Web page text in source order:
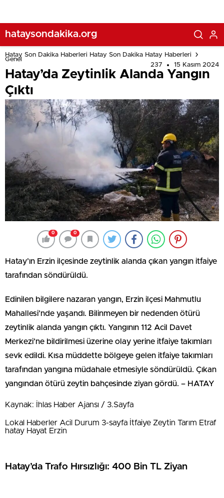
hataysondakika.org
Hatay Son Dakika Haberleri Hatay Son Dakika Hatay Haberleri
Genel
237
15 Kasım 2024
Hatay’da Zeytinlik Alanda Yangın
Çıktı
0 0
Hatay’ın Erzin ilçesinde zeytinlik alanda çıkan yangın itfaiye
tarafından söndürüldü.
Edinilen bilgilere nazaran yangın, Erzin ilçesi Mahmutlu
Mahallesi’nde yaşandı. Bilinmeyen bir nedenden ötürü
zeytinlik alanda yangın çıktı. Yangının 112 Acil Davet
Merkezi’ne bildirilmesi üzerine olay yerine itfaiye takımları
sevk edildi. Kısa müddette bölgeye gelen itfaiye takımları
tarafından yangına müdahale etmesiyle söndürüldü. Çıkan
yangından ötürü zeytin bahçesinde ziyan gördü. – HATAY
Kaynak: İhlas Haber Ajansı / 3.Sayfa
Lokal Haberler Acil Durum 3-sayfa İtfaiye Zeytin Tarım Etraf
hatay Hayat Erzin
Hatay’da Trafo Hırsızlığı: 400 Bin TL Ziyan